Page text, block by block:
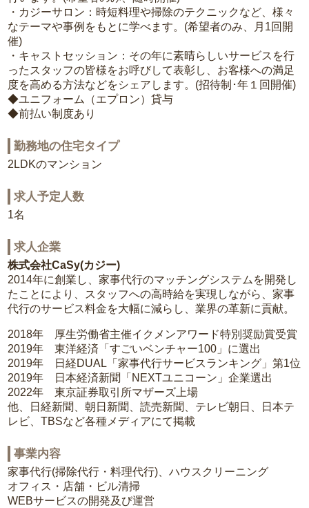
・カジーサロン：時短料理や掃除のテクニックなど、様々
なテーマや事例をもとに学べます。(希望者のみ、月1回開
催)
・キャストセッション：その年に素晴らしいサービスを行
ったスタッフの皆様をお呼びして表彰し、お客様への満足
度を高める方法などをシェアします。(招待制･年１回開催)
◆ユニフォーム（エプロン）貸与
◆前払い制度あり
勤務地の住宅タイプ
2LDKのマンション
求人予定人数
1名
求人企業
株式会社CaSy(カジー)
2014年に創業し、家事代行のマッチングシステムを開発し
たことにより、スタッフへの高時給を実現しながら、家事
代行のサービス料金を大幅に減らし、業界の革新に貢献。
2018年 厚生労働省主催イクメンアワード特別奨励賞受賞
2019年 東洋経済「すごいベンチャー100」に選出
2019年 日経DUAL「家事代行サービスランキング」第1位
2019年 日本経済新聞「NEXTユニコーン」企業選出
2022年 東京証券取引所マザーズ上場
他、日経新聞、朝日新聞、読売新聞、テレビ朝日、日本テ
レビ、TBSなど各種メディアにて掲載
事業内容
家事代行(掃除代行・料理代行)、ハウスクリーニング
オフィス・店舗・ビル清掃
WEBサービスの開発及び運営